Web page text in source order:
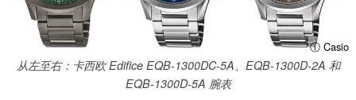
ⓘ Casio
从左至右：卡西欧 Edifice EQB-1300DC-5A、EQB-1300D-2A 和
EQB-1300D-5A 腕表